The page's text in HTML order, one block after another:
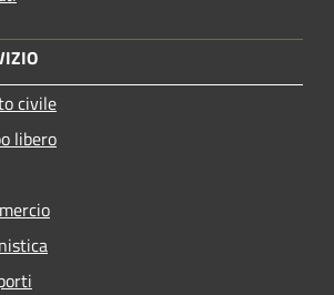
civile
libero